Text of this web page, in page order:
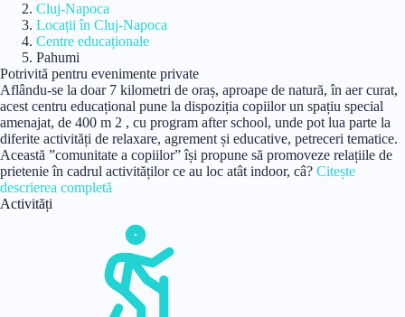
Cluj-Napoca
Locații în Cluj-Napoca
Centre educaționale
Pahumi
Potrivită pentru evenimente private
Aflându-se la doar 7 kilometri de oraș, aproape de natură, în aer curat,
acest centru educațional pune la dispoziția copiilor un spațiu special
amenajat, de 400 m 2 , cu program after school, unde pot lua parte la
diferite activități de relaxare, agrement și educative, petreceri tematice.
Această ”comunitate a copiilor” își propune să promoveze relațiile de
prietenie în cadrul activităților ce au loc atât indoor, câ? Citește
descrierea completă
Activități